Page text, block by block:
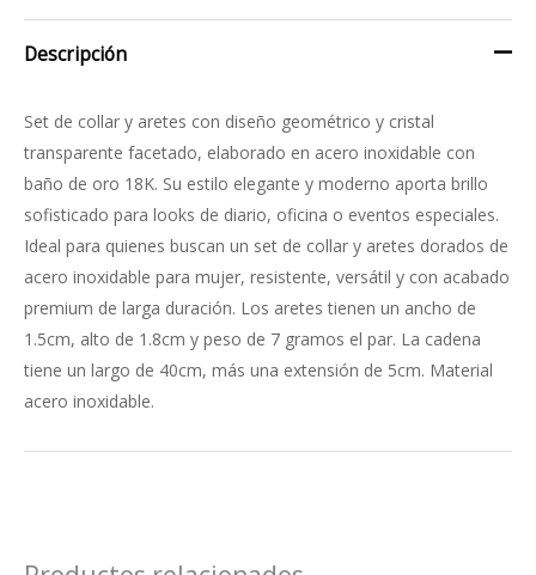
Descripción
Set de collar y aretes con diseño geométrico y cristal
transparente facetado, elaborado en acero inoxidable con
baño de oro 18K. Su estilo elegante y moderno aporta brillo
sofisticado para looks de diario, oficina o eventos especiales.
Ideal para quienes buscan un set de collar y aretes dorados de
acero inoxidable para mujer, resistente, versátil y con acabado
premium de larga duración. Los aretes tienen un ancho de
1.5cm, alto de 1.8cm y peso de 7 gramos el par. La cadena
tiene un largo de 40cm, más una extensión de 5cm. Material
acero inoxidable.